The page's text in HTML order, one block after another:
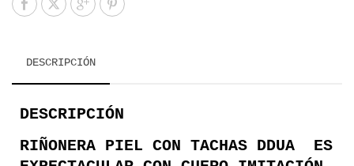
DESCRIPCIÓN
DESCRIPCIÓN
RIÑONERA PIEL CON TACHAS DDUA ES